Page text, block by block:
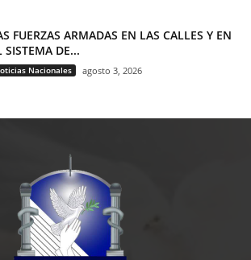
FUERZAS ARMADAS EN LAS CALLES Y EN
SISTEMA DE...
Nacionales agosto 3, 2026